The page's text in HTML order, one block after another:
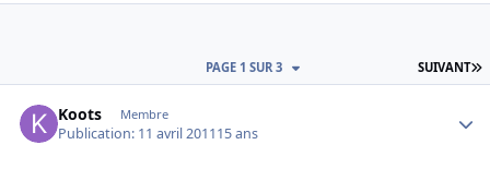
SUIVANT
PAGE 1 SUR 3
Koots Membre
Publication: 11 avril 201115 ans